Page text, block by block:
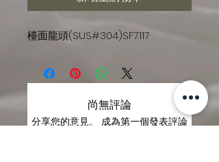
檯面龍頭(SUS#304)SF7117
尚無評論
分享您的意見。 成為第一個發表評論